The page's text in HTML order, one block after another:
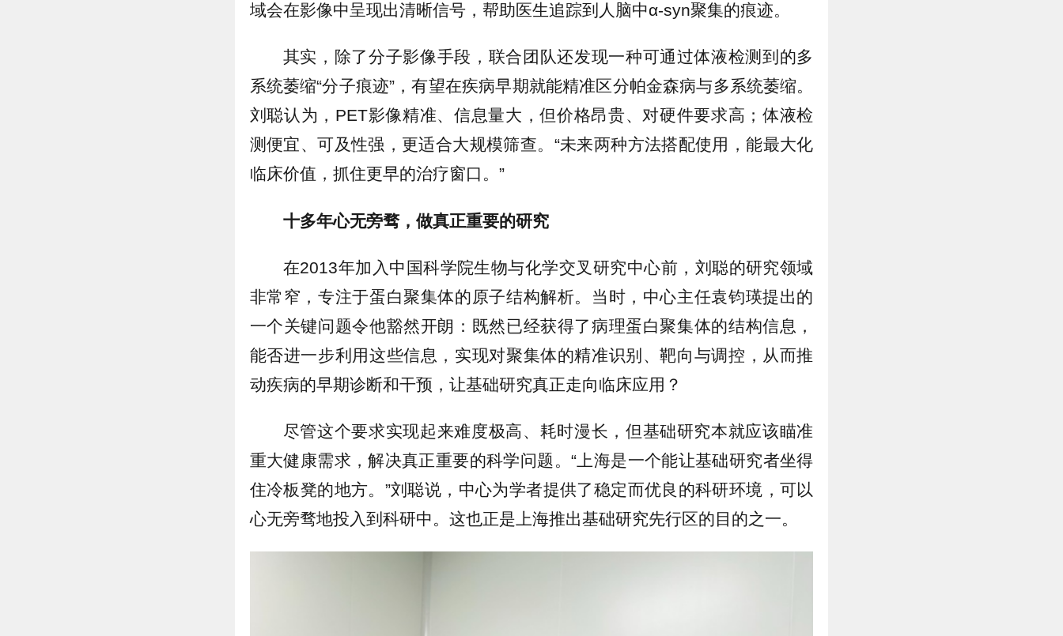
域会在影像中呈现出清晰信号，帮助医生追踪到人脑中α-syn聚集的痕迹。
其实，除了分子影像手段，联合团队还发现一种可通过体液检测到的多
系统萎缩“分子痕迹”，有望在疾病早期就能精准区分帕金森病与多系统萎缩。
刘聪认为，PET影像精准、信息量大，但价格昂贵、对硬件要求高；体液检
测便宜、可及性强，更适合大规模筛查。“未来两种方法搭配使用，能最大化
临床价值，抓住更早的治疗窗口。”
十多年心无旁骛，做真正重要的研究
在2013年加入中国科学院生物与化学交叉研究中心前，刘聪的研究领域
非常窄，专注于蛋白聚集体的原子结构解析。当时，中心主任袁钧瑛提出的
一个关键问题令他豁然开朗：既然已经获得了病理蛋白聚集体的结构信息，
能否进一步利用这些信息，实现对聚集体的精准识别、靶向与调控，从而推
动疾病的早期诊断和干预，让基础研究真正走向临床应用？
尽管这个要求实现起来难度极高、耗时漫长，但基础研究本就应该瞄准
重大健康需求，解决真正重要的科学问题。“上海是一个能让基础研究者坐得
住冷板凳的地方。”刘聪说，中心为学者提供了稳定而优良的科研环境，可以
心无旁骛地投入到科研中。这也正是上海推出基础研究先行区的目的之一。